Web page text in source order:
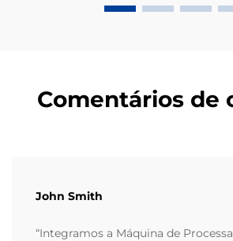
Comentários de
John Smith
“Integramos a Máquina de